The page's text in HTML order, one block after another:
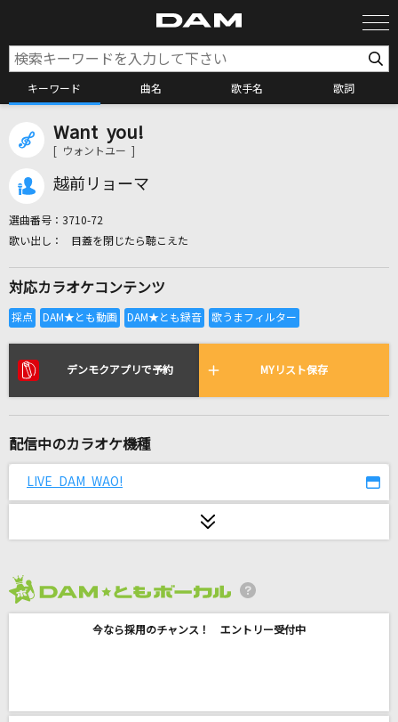
キーワード 曲名 歌手名 歌詞
全国りれき
リアルタイムで歌われている曲の一覧
星降る海
そんなbitterな話
Want you!
[ ウォントユー ]
越前リョーマ
選曲番号： 3710-72
目蓋を閉じたら聴こえた
対応カラオケコンテンツ
デンモクアプリで予約 MYリスト保存
配信中のカラオケ機種
LIVE DAM WAO!
今なら採用のチャンス！ エントリー受付中